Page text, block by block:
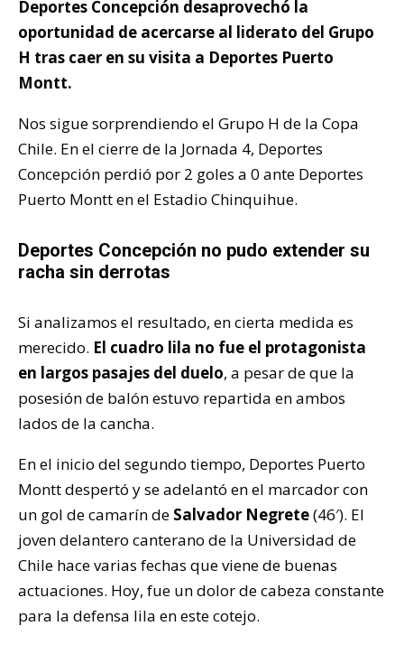
Deportes Concepción desaprovechó la
oportunidad de acercarse al liderato del Grupo
H tras caer en su visita a Deportes Puerto
Montt.
Nos sigue sorprendiendo el Grupo H de la Copa
Chile. En el cierre de la Jornada 4, Deportes
Concepción perdió por 2 goles a 0 ante Deportes
Puerto Montt en el Estadio Chinquihue.
Deportes Concepción no pudo extender su
racha sin derrotas
Si analizamos el resultado, en cierta medida es
merecido. El cuadro lila no fue el protagonista
en largos pasajes del duelo, a pesar de que la
posesión de balón estuvo repartida en ambos
lados de la cancha.
En el inicio del segundo tiempo, Deportes Puerto
Montt despertó y se adelantó en el marcador con
un gol de camarín de Salvador Negrete(46′). El
joven delantero canterano de la Universidad de
Chile hace varias fechas que viene de buenas
actuaciones. Hoy, fue un dolor de cabeza constante
para la defensa lila en este cotejo.